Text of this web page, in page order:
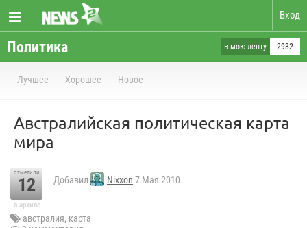
Вход
Политика в мою ленту 2932
Лучшее Хорошее Новое
Австралийская политическая карта
мира
отметили
12
в архиве
Добавил Nixxon 7 Мая 2010
австралия, карта